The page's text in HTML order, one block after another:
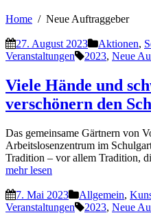
Home Neue Auftraggeber
27. August 2023 Aktionen,
Veranstaltungen
2023, Neue
Viele Hände und
verschönern den
Das gemeinsame Gärtnern von
Arbeitslosenzentrum im
Tradition – vor allem Tradition,
mehr lesen
7. Mai 2023 Allgemein,
Veranstaltungen
2023, Neue